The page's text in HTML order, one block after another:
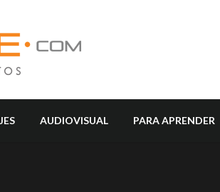
AUDIOVISUAL PARA APRENDER